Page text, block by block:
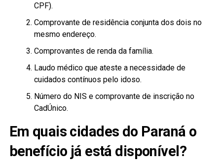
CPF).
Comprovante de residência conjunta dos dois no
mesmo endereço.
Comprovantes de renda da família.
Laudo médico que ateste a necessidade de
cuidados contínuos pelo idoso.
Número do NIS e comprovante de inscrição no
CadÚnico.
Em quais cidades do Paraná o
benefício já está disponível?